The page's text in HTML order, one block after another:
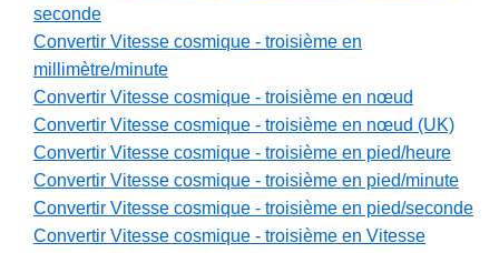
seconde
Convertir Vitesse cosmique - troisième en
millimètre/minute
Convertir Vitesse cosmique - troisième en nœud
Convertir Vitesse cosmique - troisième en nœud (UK)
Convertir Vitesse cosmique - troisième en pied/heure
Convertir Vitesse cosmique - troisième en pied/minute
Convertir Vitesse cosmique - troisième en pied/seconde
Convertir Vitesse cosmique - troisième en Vitesse